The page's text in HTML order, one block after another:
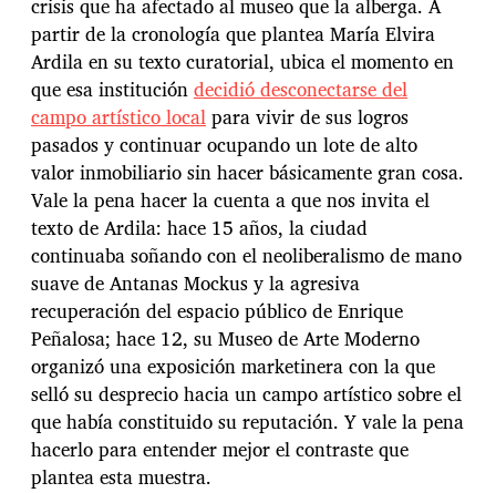
crisis que ha afectado al museo que la alberga. A
partir de la cronología que plantea María Elvira
Ardila en su texto curatorial, ubica el momento en
que esa institucióndecidió desconectarse del
campo artístico localpara vivir de sus logros
pasados y continuar ocupando un lote de alto
valor inmobiliario sin hacer básicamente gran cosa.
Vale la pena hacer la cuenta a que nos invita el
texto de Ardila: hace 15 años, la ciudad
continuaba soñando con el neoliberalismo de mano
suave de Antanas Mockus y la agresiva
recuperación del espacio público de Enrique
Peñalosa; hace 12, su Museo de Arte Moderno
organizó una exposición marketinera con la que
selló su desprecio hacia un campo artístico sobre el
que había constituido su reputación. Y vale la pena
hacerlo para entender mejor el contraste que
plantea esta muestra.